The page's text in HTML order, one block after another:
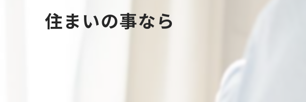
ウィルス抗菌
住まいの事なら